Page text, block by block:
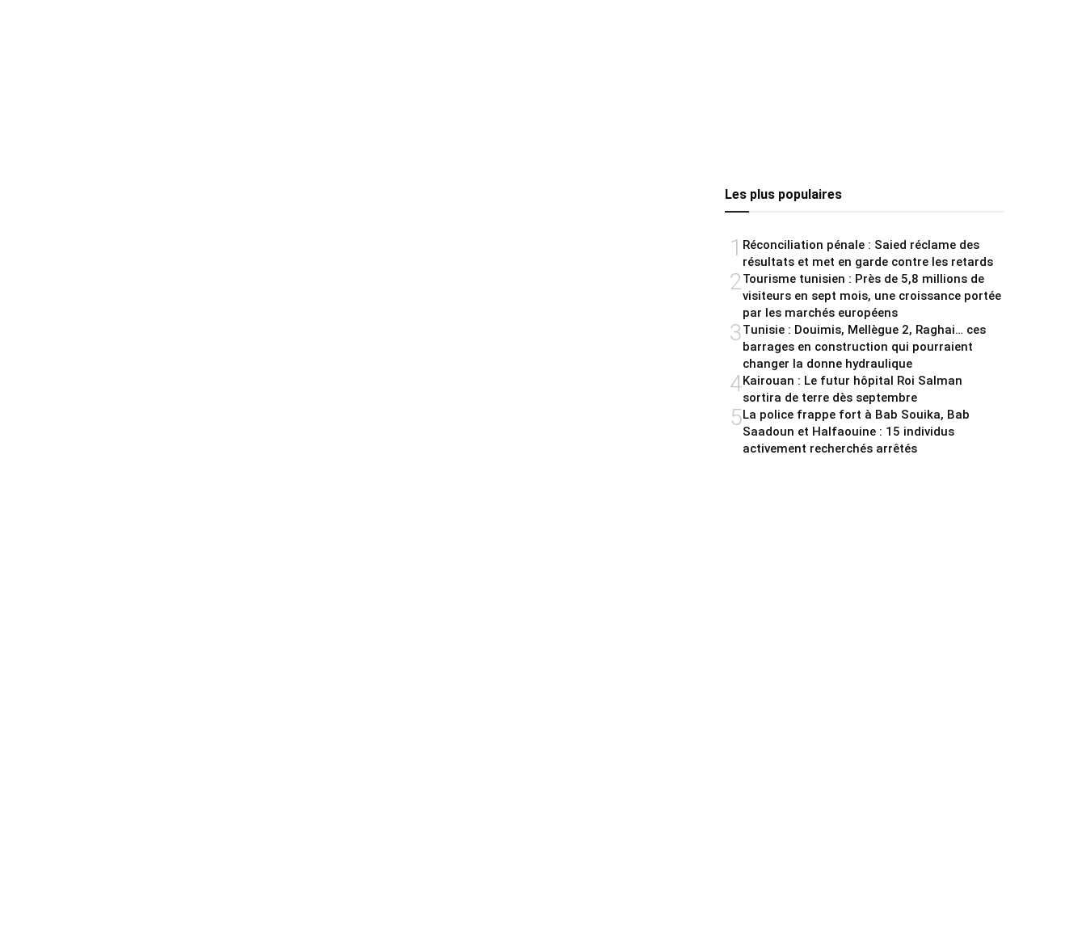
Les plus populaires
1 Réconciliation pénale : Saied réclame des
résultats et met en garde contre les retards
2Tourisme tunisien : Près de 5,8 millions de
visiteurs en sept mois, une croissance portée
par les marchés européens
3Tunisie : Douimis, Mellègue 2, Raghai… ces
barrages en construction qui pourraient
changer la donne hydraulique
4Kairouan : Le futur hôpital Roi Salman
sortira de terre dès septembre
5La police frappe fort à Bab Souika, Bab
Saadoun et Halfaouine : 15 individus
activement recherchés arrêtés